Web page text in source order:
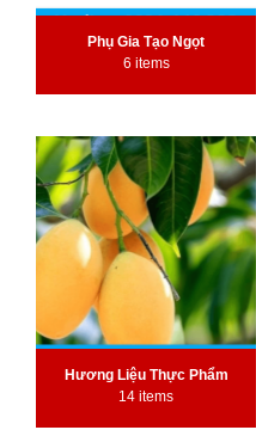
Phụ Gia Tạo Ngọt
6 items
Hương Liệu Thực Phẩm
14 items